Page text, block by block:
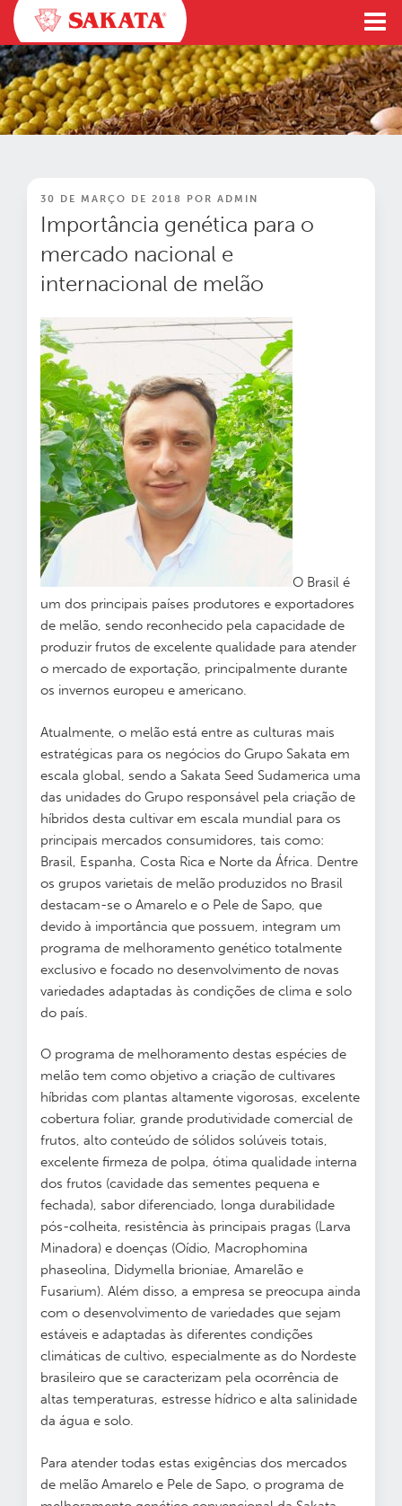
Pular
para
o
conteúdo
PUBLICADO
30 DE MARÇO DE 2018 POR ADMIN
Importância genética para o
mercado nacional e
internacional de melão
O Brasil é
um dos principais países produtores e exportadores
de melão, sendo reconhecido pela capacidade de
produzir frutos de excelente qualidade para atender
o mercado de exportação, principalmente durante
os invernos europeu e americano.
Atualmente, o melão está entre as culturas mais
estratégicas para os negócios do Grupo Sakata em
escala global, sendo a Sakata Seed Sudamerica uma
das unidades do Grupo responsável pela criação de
híbridos desta cultivar em escala mundial para os
principais mercados consumidores, tais como:
Brasil, Espanha, Costa Rica e Norte da África. Dentre
os grupos varietais de melão produzidos no Brasil
destacam-se o Amarelo e o Pele de Sapo, que
devido à importância que possuem, integram um
programa de melhoramento genético totalmente
exclusivo e focado no desenvolvimento de novas
variedades adaptadas às condições de clima e solo
do país.
O programa de melhoramento destas espécies de
melão tem como objetivo a criação de cultivares
híbridas com plantas altamente vigorosas, excelente
cobertura foliar, grande produtividade comercial de
frutos, alto conteúdo de sólidos solúveis totais,
excelente firmeza de polpa, ótima qualidade interna
dos frutos (cavidade das sementes pequena e
fechada), sabor diferenciado, longa durabilidade
pós-colheita, resistência às principais pragas (Larva
Minadora) e doenças (Oídio, Macrophomina
phaseolina, Didymella brioniae, Amarelão e
Fusarium). Além disso, a empresa se preocupa ainda
com o desenvolvimento de variedades que sejam
estáveis e adaptadas às diferentes condições
climáticas de cultivo, especialmente as do Nordeste
brasileiro que se caracterizam pela ocorrência de
altas temperaturas, estresse hídrico e alta salinidade
da água e solo.
Para atender todas estas exigências dos mercados
de melão Amarelo e Pele de Sapo, o programa de